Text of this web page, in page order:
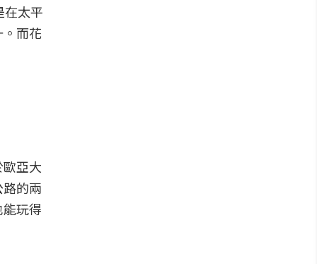
在太平
而花
亞大
的兩
玩得